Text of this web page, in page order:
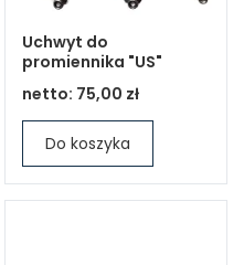
Uchwyt do
promiennika "US"
netto: 75,00 zł
Do koszyka